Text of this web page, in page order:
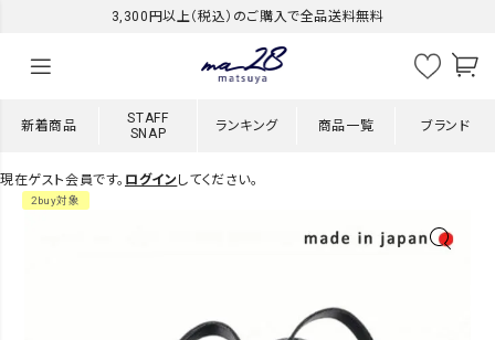
3,300円以上（税込）のご購入で全品送料無料
新着商品
STAFF
SNAP
ランキング 商品一覧 ブランド
現在ゲスト会員です。 ログインしてください。
2buy対象